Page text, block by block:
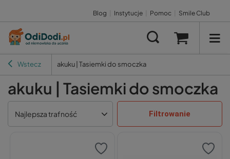
Blog Instytucje Pomoc Smile Club
Wstecz akuku | Tasiemki do smoczka
akuku | Tasiemki do smoczka
Najlepsza trafność Filtrowanie